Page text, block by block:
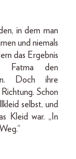
in dem man
und niemals
das Ergebnis
Fatma den
Doch ihre
Schon
selbst, und
Kleid war. „In